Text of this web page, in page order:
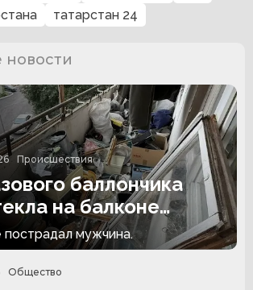
татарстан 24
новости
Происшествия
баллончика
на балконе
многоэтажки
пострадал мужчина.
Общество